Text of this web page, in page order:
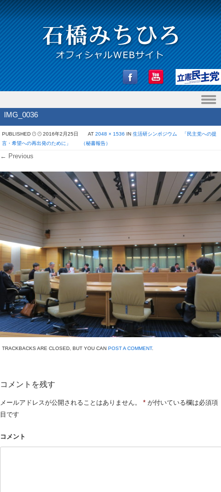
Skip to content
IMG_0036
PUBLISHED 2016年2月25日 AT 2048 × 1536 IN 生活研シンポジウム 「民主党への提
言・希望への再出発のために」 （秘書報告）
← Previous
TRACKBACKS ARE CLOSED, BUT YOU CAN POST A COMMENT.
コメントを残す
メールアドレスが公開されることはありません。 * が付いている欄は必須項
目です
コメント